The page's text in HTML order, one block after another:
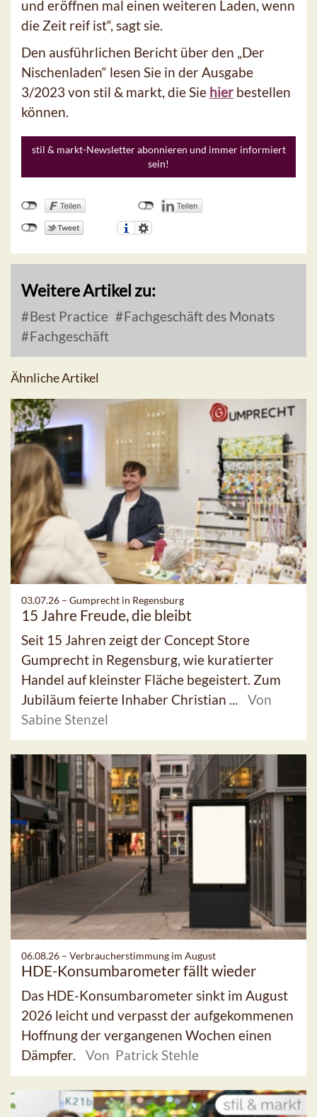
und eröffnen mal einen weiteren Laden, wenn
die Zeit reif ist“, sagt sie.
Den ausführlichen Bericht über den „Der
Nischenladen“ lesen Sie in der Ausgabe
3/2023 von stil & markt, die Sie hier bestellen
können.
stil & markt-Newsletter abonnieren und immer informiert
sein!
Weitere Artikel zu:
Best Practice
Fachgeschäft des Monats
Fachgeschäft
Ähnliche Artikel
03.07.26 – Gumprecht in Regensburg
15 Jahre Freude, die bleibt
Seit 15 Jahren zeigt der Concept Store
Gumprecht in Regensburg, wie kuratierter
Handel auf kleinster Fläche begeistert. Zum
Jubiläum feierte Inhaber Christian ...
Von
Sabine Stenzel
06.08.26 – Verbraucherstimmung im August
HDE-Konsumbarometer fällt wieder
Das HDE-Konsumbarometer sinkt im August
2026 leicht und verpasst der aufgekommenen
Hoffnung der vergangenen Wochen einen
Dämpfer.
Von Patrick Stehle